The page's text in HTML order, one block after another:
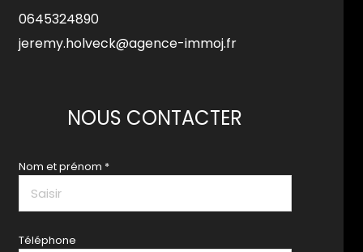
0645324890
jeremy.holveck@agence-immoj.fr
NOUS CONTACTER
Nom et prénom *
Téléphone